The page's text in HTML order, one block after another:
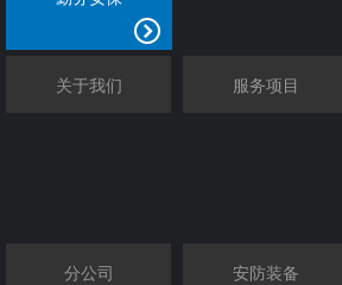
关于我们 服务项目
分公司 安防装备